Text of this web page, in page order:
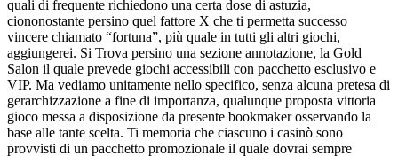
quali di frequente richiedono una certa dose di astuzia,
ciononostante persino quel fattore X che ti permetta successo
vincere chiamato “fortuna”, più quale in tutti gli altri giochi,
aggiungerei. Si Trova persino una sezione annotazione, la Gold
Salon il quale prevede giochi accessibili con pacchetto esclusivo e
VIP. Ma vediamo unitamente nello specifico, senza alcuna pretesa di
gerarchizzazione a fine di importanza, qualunque proposta vittoria
gioco messa a disposizione da presente bookmaker osservando la
base alle tante scelta. Ti memoria che ciascuno i casinò sono
provvisti di un pacchetto promozionale il quale dovrai sempre